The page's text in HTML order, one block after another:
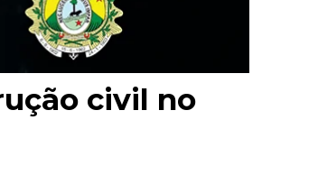
civil no